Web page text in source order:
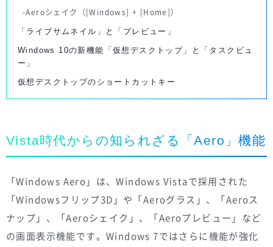
Aeroシェイク（[Windows] + [Home]）
「ライブサムネイル」と「プレビュー」
Windows 10の新機能「仮想デスクトップ」と「タスクビュ
ー」
仮想デスクトップのショートカットキー
Vista時代からの知られざる「Aero」機能
「Windows Aero」は、Windows Vistaで採用された
「Windowsフリップ3D」や「Aeroグラス」、「Aeroス
ナップ」、「Aeroシェイク」、「Aeroプレビュー」など
の画面表示機能です。Windows 7ではさらに機能が強化